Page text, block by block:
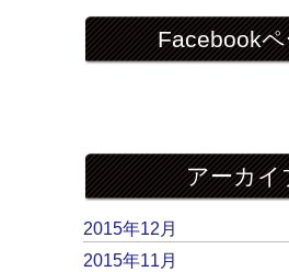
Facebook
アーカイ
2015年12月
2015年11月